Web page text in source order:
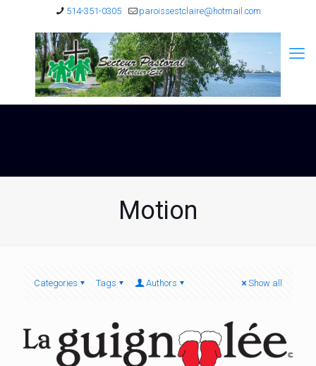
514-351-0305 paroissestclaire@hotmail.com
Motion
Categories Tags Authors Show all